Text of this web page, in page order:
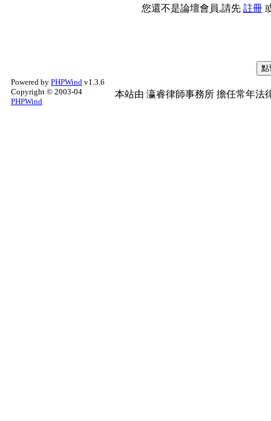
您還不是論壇會員,請先 註冊
Powered by PHPWind v1.3.6
Copyright © 2003-04
PHPWind
本站由 瀛睿律師事務所 擔任常年法